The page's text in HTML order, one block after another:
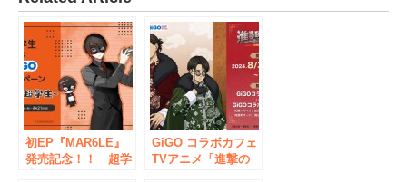
初EP『MAR6LE』
発売記念！！ 超学
GiGO コラボカフェ
TVアニメ「進撃の